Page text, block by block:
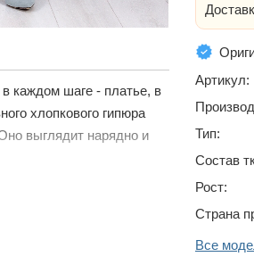
каждом шаге - платье, в
хлопкового гипюра
выглядит нарядно и
Артикул:
Тип:
Состав
Рост:
Страна
Все